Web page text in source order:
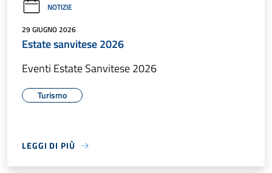
NOTIZIE
29 GIUGNO 2026
Estate sanvitese 2026
Eventi Estate Sanvitese 2026
Turismo
LEGGI DI PIÙ